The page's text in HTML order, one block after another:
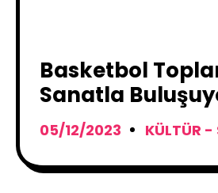
Basketbol
Sanatla
05/12/2023 KÜLTÜR -